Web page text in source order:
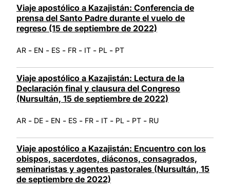
Viaje apostólico a Kazajistán: Conferencia de
prensa del Santo Padre durante el vuelo de
regreso (15 de septiembre de 2022)
AR - EN - ES - FR - IT - PL - PT
Viaje apostólico a Kazajistán: Lectura de la
Declaración final y clausura del Congreso
(Nursultán, 15 de septiembre de 2022)
AR - DE - EN - ES - FR - IT - PL - PT - RU
Viaje apostólico a Kazajistán: Encuentro con los
obispos, sacerdotes, diáconos, consagrados,
seminaristas y agentes pastorales (Nursultán, 15
de septiembre de 2022)